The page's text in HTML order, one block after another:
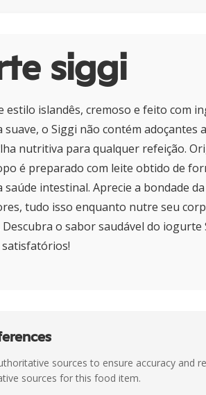
siggi
islandês, cremoso e feito com
o Siggi não contém adoçantes
nutritiva para qualquer refeição.
é preparado com leite obtido de
intestinal. Aprecie a bondade
tudo isso enquanto nutre seu
o sabor saudável do
sources to ensure accuracy and
sources for this food item.